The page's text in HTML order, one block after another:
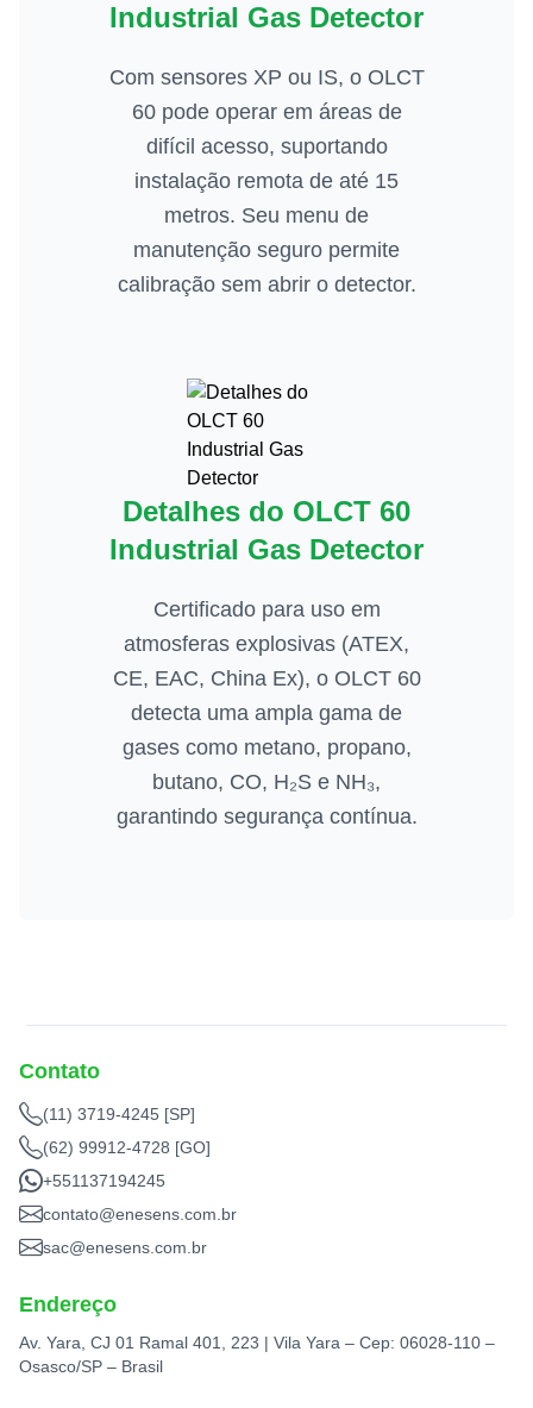
Industrial Gas Detector
Com sensores XP ou IS, o OLCT
60 pode operar em áreas de
difícil acesso, suportando
instalação remota de até 15
metros. Seu menu de
manutenção seguro permite
calibração sem abrir o detector.
Detalhes do OLCT 60
Industrial Gas Detector
Certificado para uso em
atmosferas explosivas (ATEX,
CE, EAC, China Ex), o OLCT 60
detecta uma ampla gama de
gases como metano, propano,
butano, CO, H₂S e NH₃,
garantindo segurança contínua.
Contato
(11) 3719-4245 [SP]
(62) 99912-4728 [GO]
+551137194245
contato@enesens.com.br
sac@enesens.com.br
Endereço
Av. Yara, CJ 01 Ramal 401, 223 | Vila Yara – Cep: 06028-110 –
Osasco/SP – Brasil